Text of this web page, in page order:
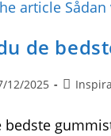
de
12/2025
Post
bedste